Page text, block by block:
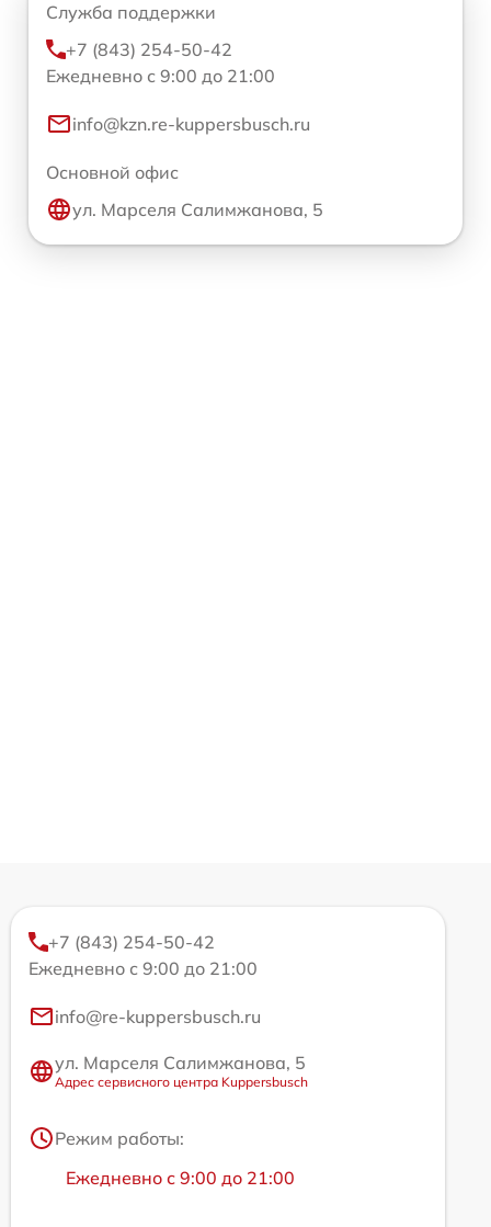
Служба поддержки
+7 (843) 254-50-42
Ежедневно с 9:00 до 21:00
info@kzn.re-kuppersbusch.ru
Основной офис
ул. Марселя Салимжанова, 5
+7 (843) 254-50-42
Ежедневно с 9:00 до 21:00
info@re-kuppersbusch.ru
ул. Марселя Салимжанова, 5
Адрес сервисного центра Kuppersbusch
Режим работы:
Ежедневно с 9:00 до 21:00